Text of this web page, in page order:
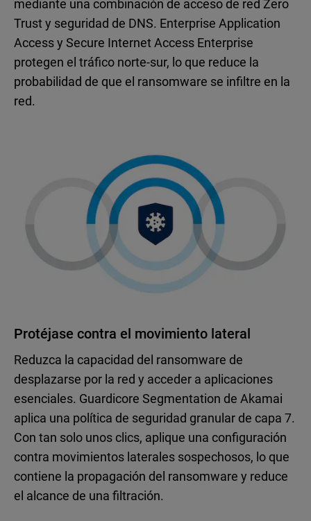
mediante una combinación de acceso de red Zero
Trust y seguridad de DNS. Enterprise Application
Access y Secure Internet Access Enterprise
protegen el tráfico norte-sur, lo que reduce la
probabilidad de que el ransomware se infiltre en la
red.
Protéjase contra el movimiento lateral
Reduzca la capacidad del ransomware de
desplazarse por la red y acceder a aplicaciones
esenciales. Guardicore Segmentation de Akamai
aplica una política de seguridad granular de capa 7.
Con tan solo unos clics, aplique una configuración
contra movimientos laterales sospechosos, lo que
contiene la propagación del ransomware y reduce
el alcance de una filtración.